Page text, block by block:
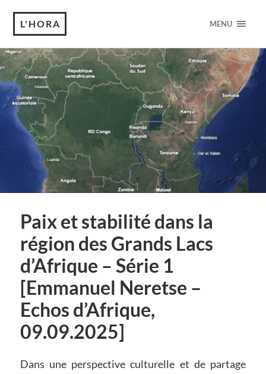
L'HORA MENU
Paix et stabilité dans la
région des Grands Lacs
d’Afrique – Série 1
[Emmanuel Neretse –
Echos d’Afrique,
09.09.2025]
Dans une perspective culturelle et de partage